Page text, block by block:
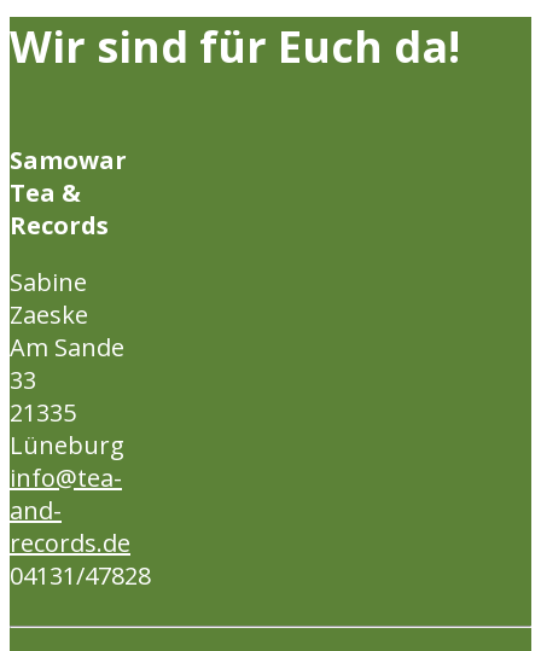
Wir sind für Euch da!
Samowar
Tea &
Records
Sabine
Zaeske
Am Sande
33
21335
Lüneburg
info@tea-
and-
records.de
04131/47828